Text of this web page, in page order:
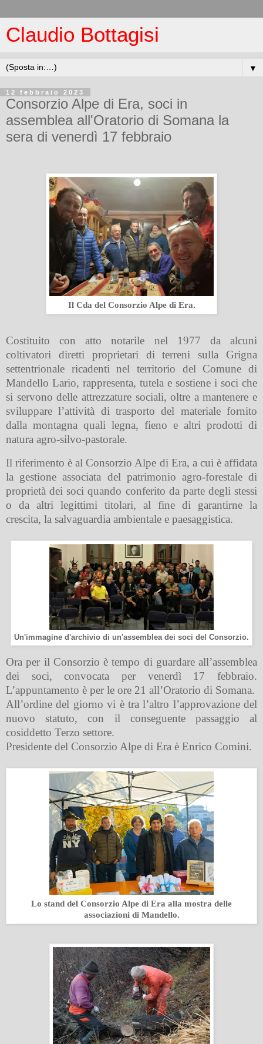
Claudio Bottagisi
▼
12 febbraio 2023
Consorzio Alpe di Era, soci in
assemblea all'Oratorio di Somana la
sera di venerdì 17 febbraio
Il Cda del Consorzio Alpe di Era.
Costituito con atto notarile nel 1977 da alcuni
coltivatori diretti proprietari di terreni sulla Grigna
settentrionale ricadenti nel territorio del Comune di
Mandello Lario, rappresenta, tutela e sostiene i soci che
si servono delle attrezzature sociali, oltre a mantenere e
sviluppare l’attività di trasporto del materiale fornito
dalla montagna quali legna, fieno e altri prodotti di
natura agro-silvo-pastorale.
Il riferimento è al Consorzio Alpe di Era, a cui è affidata
la gestione associata del patrimonio agro-forestale di
proprietà dei soci quando conferito da parte degli stessi
o da altri legittimi titolari, al fine di garantirne la
crescita, la salvaguardia ambientale e paesaggistica.
Un'immagine d'archivio di un'assemblea dei soci del Consorzio.
Ora per il Consorzio è tempo di guardare all’assemblea
dei soci, convocata per venerdì 17 febbraio.
L’appuntamento è per le ore 21 all’Oratorio di Somana.
All’ordine del giorno vi è tra l’altro l’approvazione del
nuovo statuto, con il conseguente passaggio al
cosiddetto Terzo settore.
Presidente del Consorzio Alpe di Era è Enrico Comini.
Lo stand del Consorzio Alpe di Era alla mostra delle
associazioni di Mandello.